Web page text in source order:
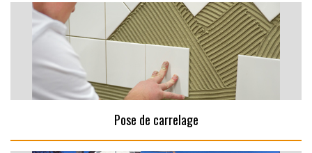
Pose de carrelage